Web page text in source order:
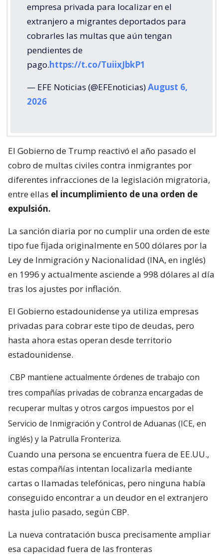
empresa privada para localizar en el
extranjero a migrantes deportados para
cobrarles las multas que aún tengan
pendientes de
pago.https://t.co/TuiixJbkP1
— EFE Noticias (@EFEnoticias)August 6,
2026
El Gobierno de Trump reactivó el año pasado el
cobro de multas civiles contra inmigrantes por
diferentes infracciones de la legislación migratoria,
entre ellas el incumplimiento de una orden de
expulsión.
La sanción diaria por no cumplir una orden de este
tipo fue fijada originalmente en 500 dólares por la
Ley de Inmigración y Nacionalidad (INA, en inglés)
en 1996 y actualmente asciende a 998 dólares al día
tras los ajustes por inflación.
El Gobierno estadounidense ya utiliza empresas
privadas para cobrar este tipo de deudas, pero
hasta ahora estas operan desde territorio
estadounidense.
CBP mantiene actualmente órdenes de trabajo con
tres compañías privadas de cobranza encargadas de
recuperar multas y otros cargos impuestos por el
Servicio de Inmigración y Control de Aduanas (ICE, en
inglés) y la Patrulla Fronteriza.
Cuando una persona se encuentra fuera de EE.UU.,
estas compañías intentan localizarla mediante
cartas o llamadas telefónicas, pero ninguna había
conseguido encontrar a un deudor en el extranjero
hasta julio pasado, según CBP.
La nueva contratación busca precisamente ampliar
esa capacidad fuera de las fronteras